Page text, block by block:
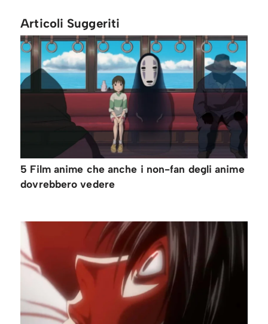
Articoli Suggeriti
5 Film anime che anche i non-fan degli anime
dovrebbero vedere